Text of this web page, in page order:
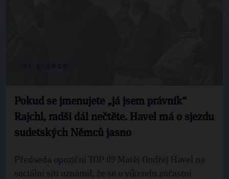
Pokud se jmenujete „já jsem právník“
Rajchl, radši dál nečtěte. Havel má o sjezdu
sudetských Němců jasno
Předseda opoziční TOP 09 Matěj Ondřej Havel na
sociální síti oznámil, že se o víkendu zúčastní